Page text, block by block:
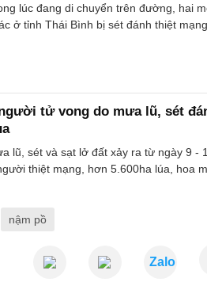
lúc đang di chuyển trên đường, hai
ở tỉnh Thái Bình bị sét đánh thiệt mạng.
tử vong do mưa lũ, sét
lũ, sét và sạt lở đất xảy ra từ ngày 9 -
thiệt mạng, hơn 5.600ha lúa, hoa
nậm pồ
Zalo